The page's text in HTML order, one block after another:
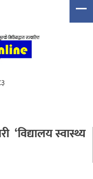
‘विद्यालय स्वास्थ्य